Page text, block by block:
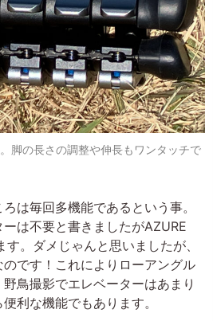
脚の長さの調整や伸長もワンタッチで
は毎回多機能であるという事。
は不要と書きましたがAZURE
。ダメじゃんと思いましたが、
です！これによりローアングル
鳥撮影でエレベーターはあまり
利な機能でもあります。